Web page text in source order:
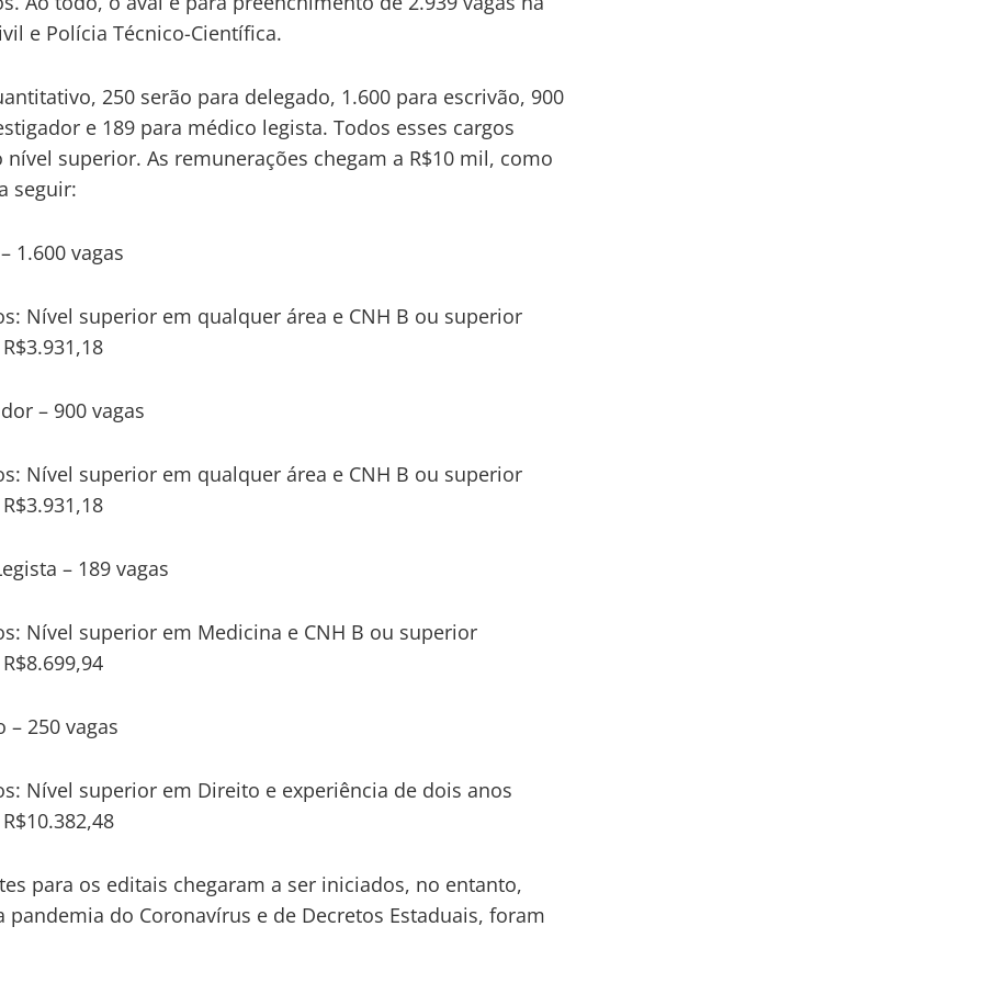
e Polícia Técnico-Científica.
250 serão para delegado, 1.600 para escrivão, 900
e 189 para médico legista. Todos esses cargos
nível superior. As remunerações chegam a R$10 mil, como
seguir:
1.600 vagas
Nível superior em qualquer área e CNH B ou superior
– 900 vagas
Nível superior em qualquer área e CNH B ou superior
– 189 vagas
Nível superior em Medicina e CNH B ou superior
– 250 vagas
Nível superior em Direito e experiência de dois anos
para os editais chegaram a ser iniciados, no entanto,
pandemia do Coronavírus e de Decretos Estaduais, foram